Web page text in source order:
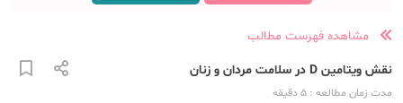
مشاهده فهرست مطالب
نقش ویتامین D در سلامت مردان و زنان
مدت زمان مطالعه : 5 دقیقه